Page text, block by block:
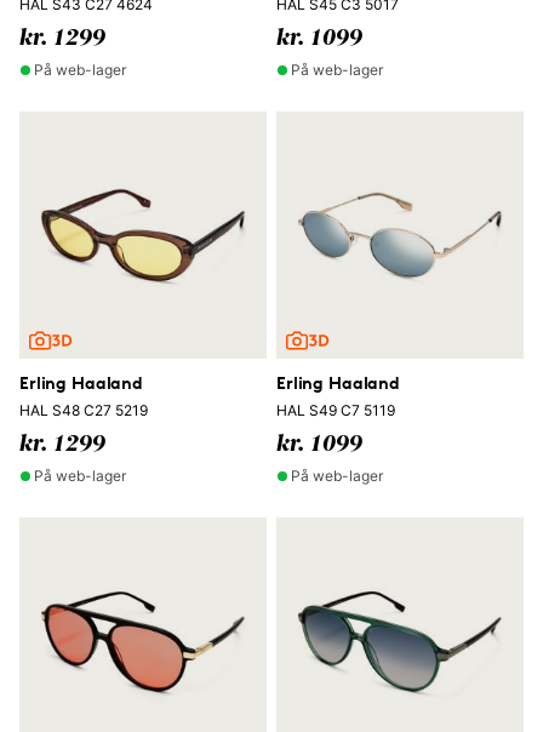
HAL S43 C27 4624
kr. 1299
På web-lager
HAL S45 C3 5017
kr. 1099
På web-lager
Erling Haaland
HAL S48 C27 5219
kr. 1299
På web-lager
Erling Haaland
HAL S49 C7 5119
kr. 1099
På web-lager